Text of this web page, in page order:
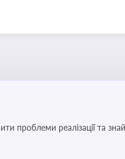
проблеми реалізації та